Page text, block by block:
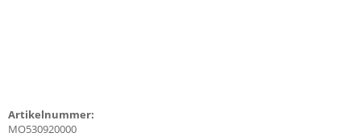
Artikelnummer:
MO530920000